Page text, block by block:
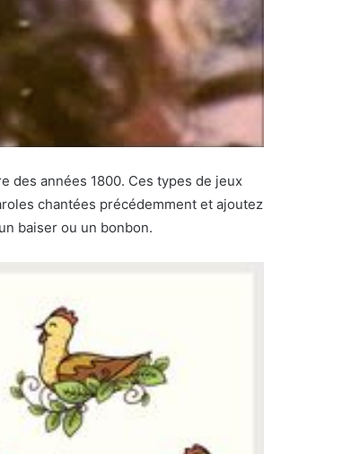
des années 1800. Ces types de jeux
chantées précédemment et ajoutez
baiser ou un bonbon.